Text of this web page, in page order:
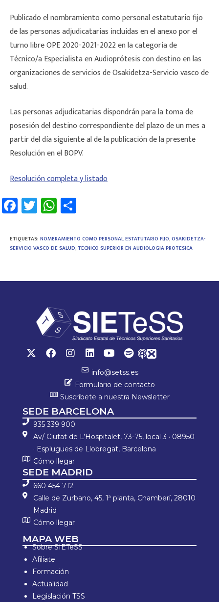
Publicado el nombramiento como personal estatutario fijo
de las personas adjudicatarias incluidas en el anexo por el
turno libre OPE 2020-2021-2022 en la categoría de
Técnico/a Especialista en Audioprótesis con destino en las
organizaciones de servicios de Osakidetza-Servicio vasco de
salud.
Las personas adjudicatarias dispondrán para la toma de
posesión del destino correspondiente del plazo de un mes a
partir del día siguiente al de la publicación de la presente
Resolución en el BOPV.
Resolución completa y listado
Fa
ce
b
o
T
wi
tt
er
W
h
at
sA
p
m
p
tir
ETIQUETAS: NOMBRAMIENTO COMO PERSONAL ESTATUTARIO FIJO,OSAKIDETZA-
SERVICIO VASCO DE SALUD, TÉCNICO SUPERIOR EN AUDIOLOGÍA PROTÉSICA
info@setss.es
Formulario de contacto
Suscríbete a nuestra Newsletter
SEDE BARCELONA
935 339 900
Av/ Ciutat de L’Hospitalet, 73-75, local 3 · 08950
· Esplugues de Llobregat, Barcelona
Cómo llegar
SEDE MADRID
660 454 712
Calle de Zurbano, 45, 1ª planta, Chamberí, 28010
Madrid
Cómo llegar
MAPA WEB
Sobre SIETeSS
Afíliate
Formación
Actualidad
Legislación TSS